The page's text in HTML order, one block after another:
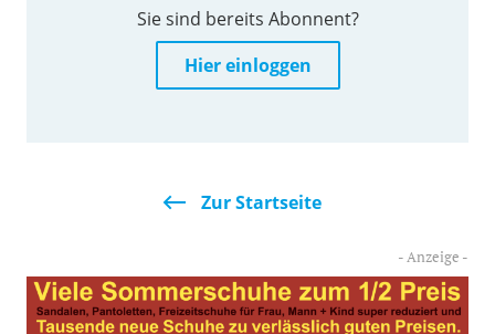
Sie sind bereits Abonnent?
Hier einloggen
Zur Startseite